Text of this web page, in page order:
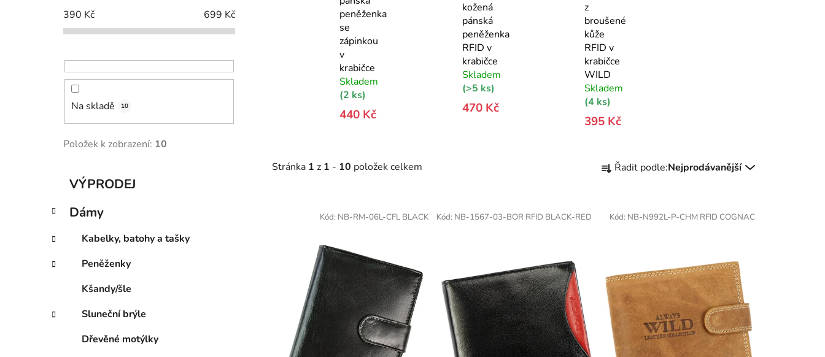
390 Kč 699 Kč
Na skladě 10
Položek k zobrazení: 10
Přeskočit
kategorie
e
o
i
VÝPRODEJ
Dámy
Kabelky, batohy a tašky
Peněženky
Kšandy/šle
Sluneční brýle
Dřevěné motýlky
peněženka
se
zápinkou
v
krabičce
Skladem
(2 ks)
440 Kč
kožená
pánská
peněženka
RFID v
krabičce
Skladem
(>5 ks)
470 Kč
z
broušené
kůže
RFID v
krabičce
WILD
Skladem
(4 ks)
395 Kč
Stránka 1 z 1 - 10 položek celkem
a
o
d
Řadit podle:Nejprodávanější
Kód: NB-RM-06L-CFL BLACK Kód: NB-1567-03-BOR RFID BLACK-RED Kód: NB-N992L-P-CHM RFID COGNAC